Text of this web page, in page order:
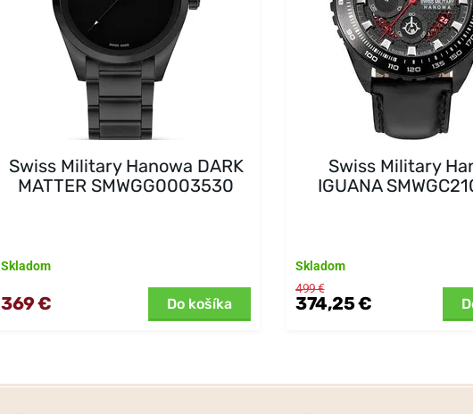
Swiss Military Hanowa DARK
MATTER SMWGG0003530
Skladom
369 € Do košíka
Swiss Military
IGUANA
Skladom
499 €
374,25 €